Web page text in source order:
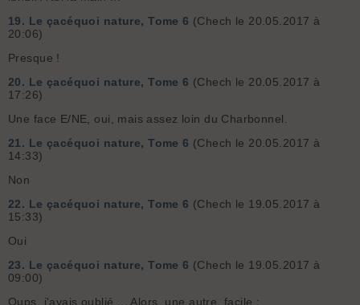
19. Le çacéquoi nature, Tome 6 (Chech le 20.05.2017 à
20:06)
Presque !
20. Le çacéquoi nature, Tome 6 (Chech le 20.05.2017 à
17:26)
Une face E/NE, oui, mais assez loin du Charbonnel.
21. Le çacéquoi nature, Tome 6 (Chech le 20.05.2017 à
14:33)
Non
22. Le çacéquoi nature, Tome 6 (Chech le 19.05.2017 à
15:33)
Oui
23. Le çacéquoi nature, Tome 6 (Chech le 19.05.2017 à
09:00)
Oups, j'avais oublié ... Alors, une autre, facile :